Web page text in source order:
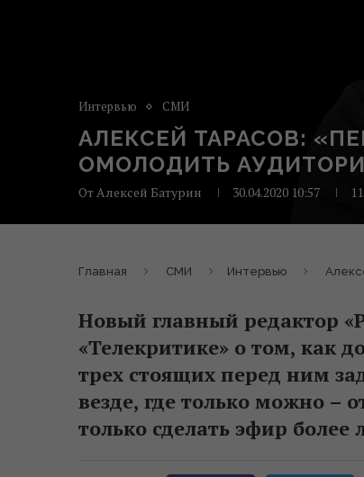
Интервью СМИ
АЛЕКСЕЙ ТАРАСОВ:
ОМОЛОДИТЬ
ОтАлексей Батурин 30.04.2020 10:57
Главная СМИ Интервью
Новый главный редактор
«Телекритике» о том, как
трех стоящих перед ним
везде, где только можно –
только сделать эфир